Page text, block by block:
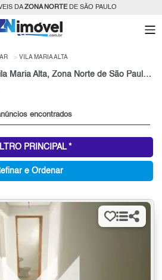
DAZONA NORTEDE SÃO PAULO
VILA MARIA ALTA
Imóveis para Alugar na Vila Maria Alta, Zona Norte de São Paulo, SP
encontrados
PRINCIPAL *
e Ordenar